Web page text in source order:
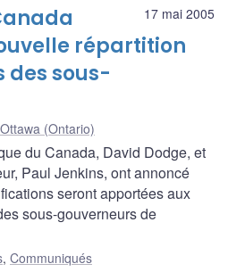
17 mai 2005
répartition
des sous-
Ottawa (Ontario)
du Canada, David Dodge, et
Paul Jenkins, ont annoncé
seront apportées aux
sous-gouverneurs de
, Communiqués